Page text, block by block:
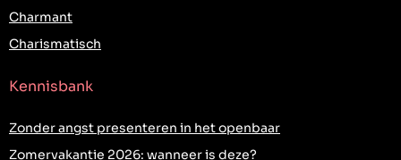
Charmant
Charismatisch
Kennisbank
Zonder angst presenteren in het openbaar
Zomervakantie 2026: wanneer is deze?